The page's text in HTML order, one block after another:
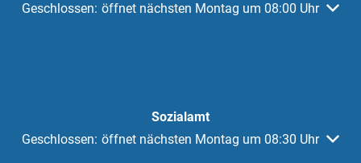
Klicken, um weitere Öffnungs- oder Schließzeiten
Geschlossen: öffnet nächsten Montag um 08:00 Uhr
Sozialamt
Klicken, um weitere Öffnungs- oder Schließzeiten
Geschlossen: öffnet nächsten Montag um 08:30 Uhr